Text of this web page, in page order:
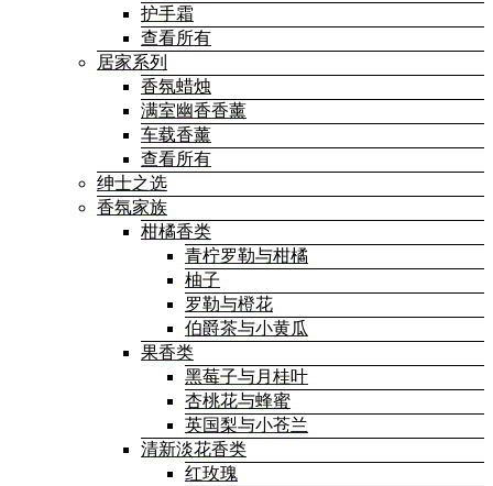
护手霜
查看所有
居家系列
香氛蜡烛
满室幽香香薰
车载香薰
查看所有
绅士之选
香氛家族
柑橘香类
青柠罗勒与柑橘
柚子
罗勒与橙花
伯爵茶与小黄瓜
果香类
黑莓子与月桂叶
杏桃花与蜂蜜
英国梨与小苍兰
清新淡花香类
红玫瑰